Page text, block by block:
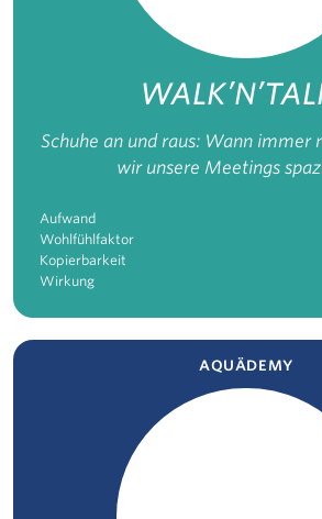
Schuhe an und raus: Wann immer
wir unsere Meetings
Aufwand
Wohlfühlfaktor
Kopierbarkeit
Wirkung
AQUÄDEMY